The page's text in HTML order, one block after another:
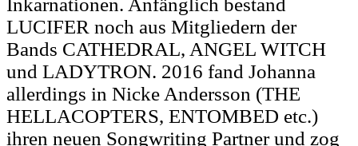
Inkarnationen. Anfänglich bestand
LUCIFER noch aus Mitgliedern der
Bands CATHEDRAL, ANGEL WITCH
und LADYTRON. 2016 fand Johanna
allerdings in Nicke Andersson (THE
HELLACOPTERS, ENTOMBED etc.)
ihren neuen Songwriting Partner und zog